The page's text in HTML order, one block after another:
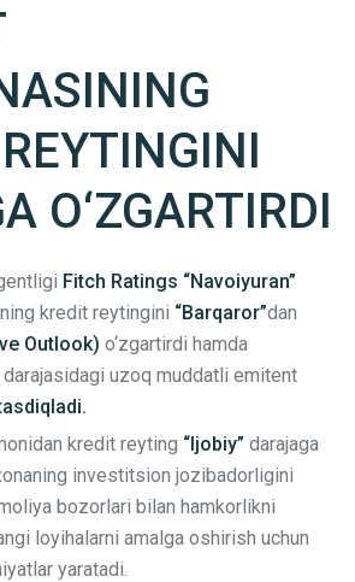
O‘ZGARTIRDI
Fitch Ratings⁠ “Navoiyuran”
ning kredit reytingini “Barqaror”dan
Outlook) o‘zgartirdi hamda
darajasidagi uzoq muddatli emitent
kredit reyting “Ijobiy” darajaga
investitsion jozibadorligini
bozorlari bilan hamkorlikni
loyihalarni amalga oshirish uchun
yaratadi.